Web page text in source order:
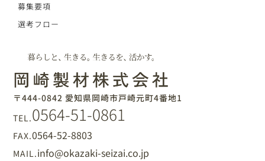
募集要項
選考フロー
〒444-0842 愛知県岡崎市戸崎元町4番地1
TEL.0564-51-0861
FAX.0564-52-8803
MAIL.info@okazaki-seizai.co.jp